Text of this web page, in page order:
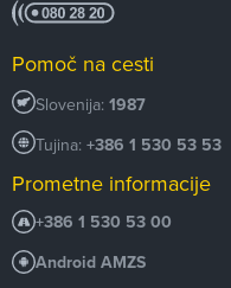
Pomoč na cesti
Slovenija: 1987
Tujina: +386 1 530 53 53
Prometne informacije
+386 1 530 53 00
Android AMZS